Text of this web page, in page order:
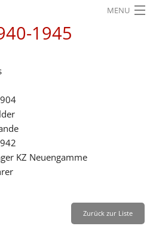
MENU
Leichte Sprache
1945
KZ Neuengamme
Zurück zur Liste